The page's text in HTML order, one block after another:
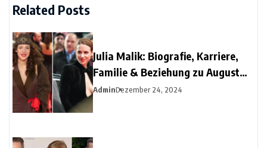
Related Posts
Julia Malik: Biografie, Karriere,
Familie & Beziehung zu August
Diehl
AdminDezember 24, 2024